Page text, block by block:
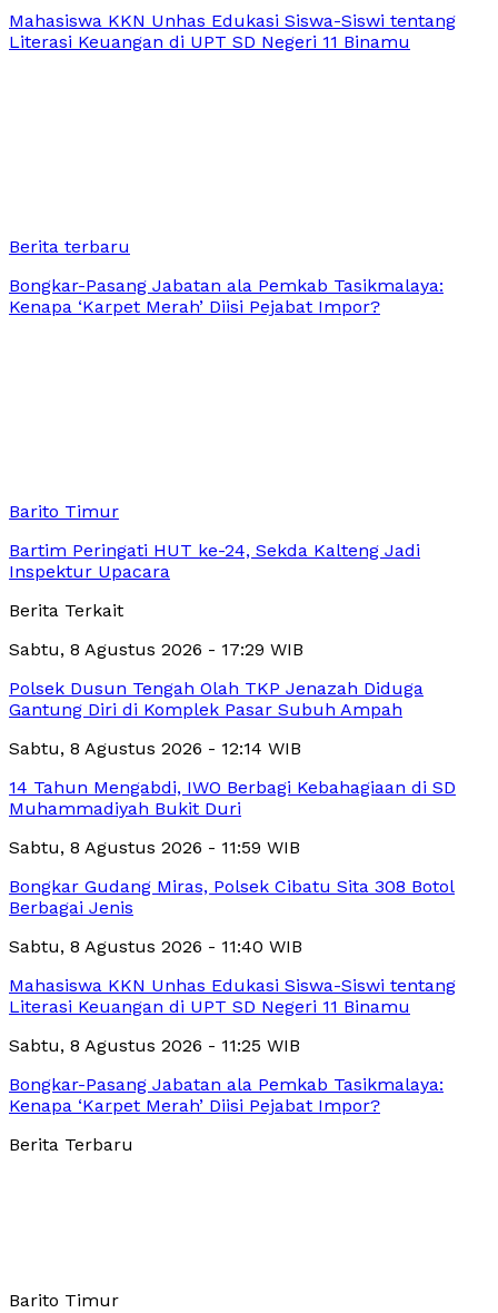
Mahasiswa KKN Unhas Edukasi Siswa-Siswi tentang
Literasi Keuangan di UPT SD Negeri 11 Binamu
Berita terbaru
Bongkar-Pasang Jabatan ala Pemkab Tasikmalaya:
Kenapa ‘Karpet Merah’ Diisi Pejabat Impor?
Barito Timur
Bartim Peringati HUT ke-24, Sekda Kalteng Jadi
Inspektur Upacara
Berita Terkait
Sabtu, 8 Agustus 2026 - 17:29 WIB
Polsek Dusun Tengah Olah TKP Jenazah Diduga
Gantung Diri di Komplek Pasar Subuh Ampah
Sabtu, 8 Agustus 2026 - 12:14 WIB
14 Tahun Mengabdi, IWO Berbagi Kebahagiaan di SD
Muhammadiyah Bukit Duri
Sabtu, 8 Agustus 2026 - 11:59 WIB
Bongkar Gudang Miras, Polsek Cibatu Sita 308 Botol
Berbagai Jenis
Sabtu, 8 Agustus 2026 - 11:40 WIB
Mahasiswa KKN Unhas Edukasi Siswa-Siswi tentang
Literasi Keuangan di UPT SD Negeri 11 Binamu
Sabtu, 8 Agustus 2026 - 11:25 WIB
Bongkar-Pasang Jabatan ala Pemkab Tasikmalaya:
Kenapa ‘Karpet Merah’ Diisi Pejabat Impor?
Berita Terbaru
Barito Timur